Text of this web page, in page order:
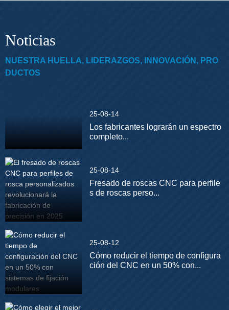
Noticias
NUESTRA HUELLA, LIDERAZGOS, INNOVACIÓN, PRO
DUCTOS
25-08-14
Los fabricantes lograrán un espectro
completo...
25-08-14
Fresado de roscas CNC para perfile
s de roscas perso...
25-08-12
Cómo reducir el tiempo de configura
ción del CNC en un 50% con...